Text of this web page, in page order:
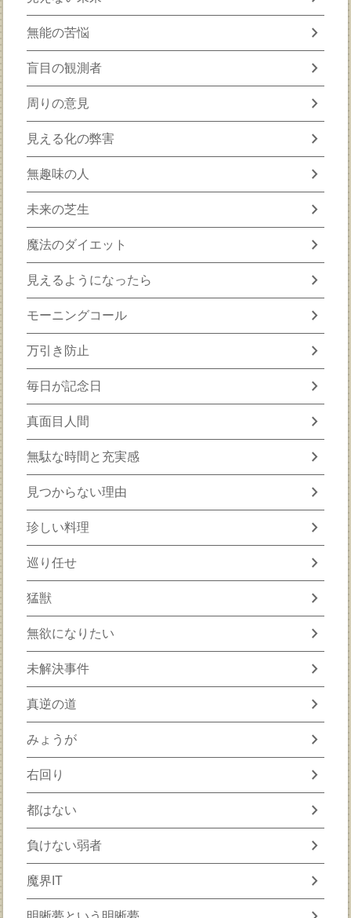
無能の苦悩 chevron_right
盲目の観測者 chevron_right
周りの意見 chevron_right
見える化の弊害 chevron_right
無趣味の人 chevron_right
未来の芝生 chevron_right
魔法のダイエット chevron_right
見えるようになったら chevron_right
モーニングコール chevron_right
万引き防止 chevron_right
毎日が記念日 chevron_right
真面目人間 chevron_right
無駄な時間と充実感 chevron_right
見つからない理由 chevron_right
珍しい料理 chevron_right
巡り任せ chevron_right
猛獣 chevron_right
無欲になりたい chevron_right
未解決事件 chevron_right
真逆の道 chevron_right
みょうが chevron_right
右回り chevron_right
都はない chevron_right
負けない弱者 chevron_right
魔界IT chevron_right